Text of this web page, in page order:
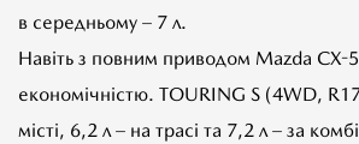
в середньому – 7 л.
Навіть з повним приводом Mazda CX-
економічністю. TOURING S (4WD,
місті, 6,2 л – на трасі та 7,2 л – за